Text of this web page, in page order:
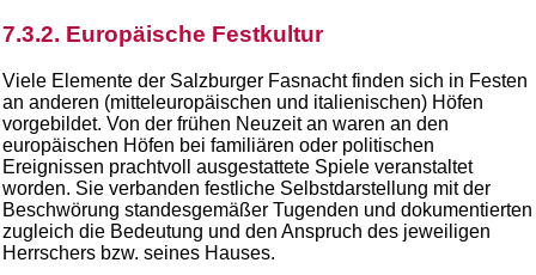
7.3.2. Europäische Festkultur
Viele Elemente der Salzburger Fasnacht finden sich in Festen
an anderen (mitteleuropäischen und italienischen) Höfen
vorgebildet. Von der frühen Neuzeit an waren an den
europäischen Höfen bei familiären oder politischen
Ereignissen prachtvoll ausgestattete Spiele veranstaltet
worden. Sie verbanden festliche Selbstdarstellung mit der
Beschwörung standesgemäßer Tugenden und dokumentierten
zugleich die Bedeutung und den Anspruch des jeweiligen
Herrschers bzw. seines Hauses.